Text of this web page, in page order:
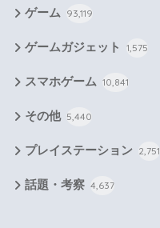
ゲーム 93,119
ゲームガジェット 1,575
スマホゲーム 10,841
その他 5,440
プレイステーション 2,751
話題・考察 4,637